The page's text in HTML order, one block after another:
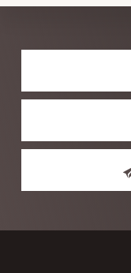
Explore